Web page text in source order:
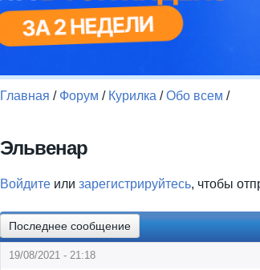
Главная / Форум / Курилка /Обо всем /
Эльвенар
Войдите или зарегистрируйтесь, чтобы
Последнее сообщение
19/08/2021 - 21:18